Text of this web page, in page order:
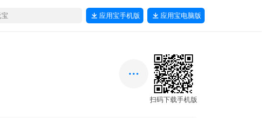
应用宝手机版 应用宝电脑版
扫码下载手机版